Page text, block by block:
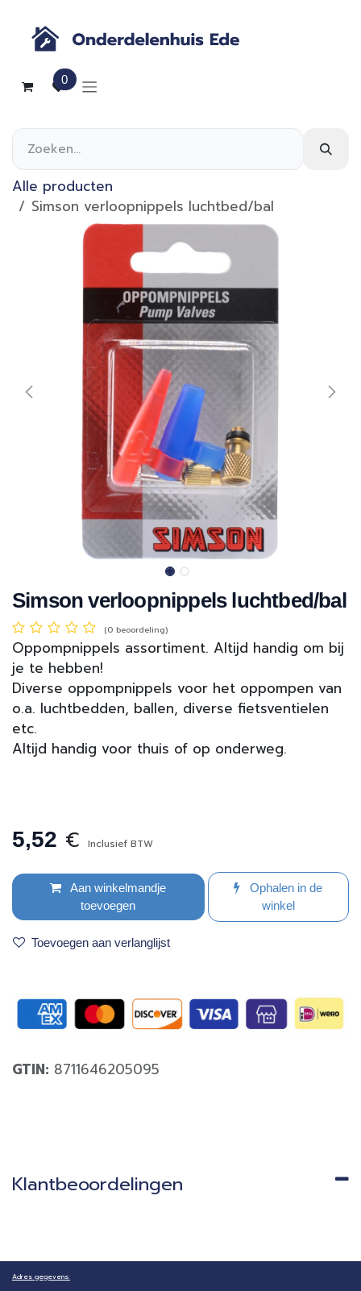
0
Alle producten
Simson verloopnippels luchtbed/bal
Simson verloopnippels luchtbed/bal
(0 beoordeling)
Oppompnippels assortiment. Altijd handig om bij
je te hebben!
Diverse oppompnippels voor het oppompen van
o.a. luchtbedden, ballen, diverse fietsventielen
etc.
Altijd handig voor thuis of op onderweg.
5,52 € Inclusief BTW
Aan winkelmandje
toevoegen
Ophalen in de
winkel
Toevoegen aan verlanglijst
GTIN: 8711646205095
Klantbeoordelingen
Adres gegevens: